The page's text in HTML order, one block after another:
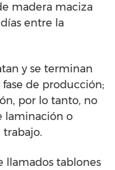
madera maciza
entre la
y se terminan
de producción;
por lo tanto, no
laminación o
llamados tablones